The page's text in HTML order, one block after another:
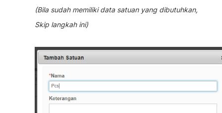
(Bila sudah memiliki data satuan yang dibutuhkan,
Skip langkah ini)